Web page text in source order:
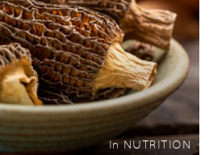
In NUTRITION